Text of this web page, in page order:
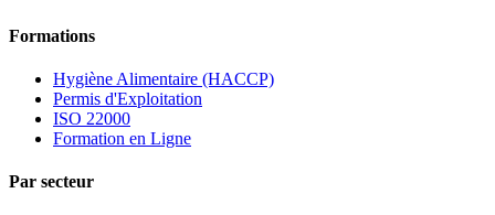
Formations
Hygiène Alimentaire (HACCP)
Permis d'Exploitation
ISO 22000
Formation en Ligne
Par secteur